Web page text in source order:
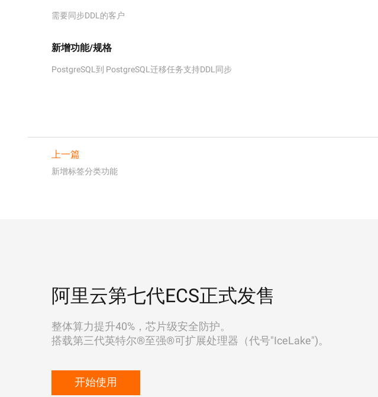
需要同步DDL的客户
新增功能/规格
PostgreSQL到 PostgreSQL迁移任务支持DDL同步
上一篇
新增标签分类功能
阿里云第七代ECS正式发售
整体算力提升40%，芯片级安全防护。
搭载第三代英特尔®至强®可扩展处理器（代号"IceLake")。
开始使用